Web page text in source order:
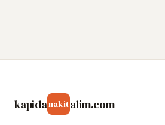
kapidanakitalim.com